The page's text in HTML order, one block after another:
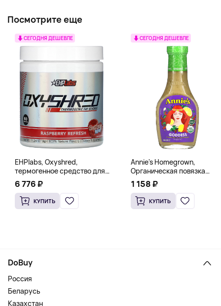
Посмотрите еще
СЕГОДНЯ ДЕШЕВЛЕ
EHPlabs, Oxyshred,
термогенное средство для
сжигания жира, малиновое
освежение, 318 г (11,2 унции)
6 776 ₽
КУПИТЬ
СЕГОДНЯ ДЕШЕВЛЕ
Annie's Homegrown,
Органическая повязка
«Богиня», 236 мл (8 жидк.
унц.)
1 158 ₽
КУПИТЬ
DoBuy
Россия
Беларусь
Казахстан